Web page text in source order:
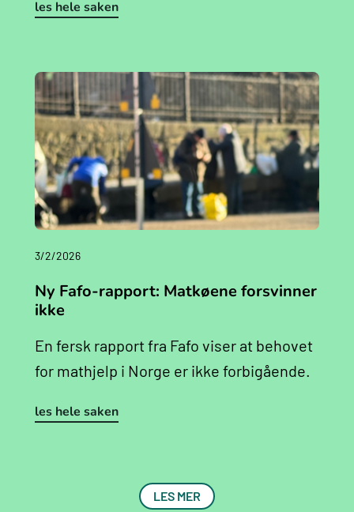
les hele saken
3/2/2026
‍Ny Fafo-rapport: Matkøene forsvinner
ikke
En fersk rapport fra Fafo viser at behovet
for mathjelp i Norge er ikke forbigående.
les hele saken
LES MER